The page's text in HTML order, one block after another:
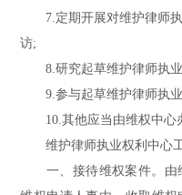
7.定期开展对维护律师执
访;
8.研究起草维护律师执业
9.参与起草维护律师执业
10.其他应当由维权中心
维护律师执业权利中心
一、接待维权案件。由